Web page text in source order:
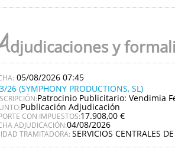
djudicaciones y
05/08/2026 07:45
26 (SYMPHONY PRODUCTIONS, SL)
Patrocinio Publicitario: Vendimia
Publicación Adjudicación
CON IMPUESTOS:17.908,00 €
ADJUDICACIÓN:04/08/2026
TRAMITADORA: SERVICIOS CENTRALES